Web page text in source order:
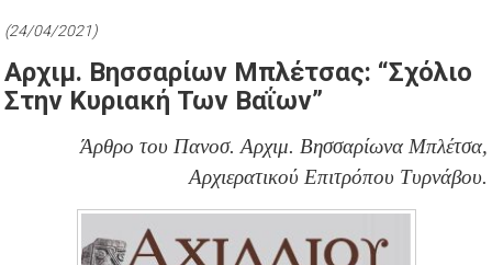
(24/04/2021)
Αρχιμ. Βησσαρίων Μπλέτσας: “Σχόλιο
Στην Κυριακή Των Βαΐων”
Άρθρο του Πανοσ. Αρχιμ. Βησσαρίωνα Μπλέτσα,
Αρχιερατικού Επιτρόπου Τυρνάβου.